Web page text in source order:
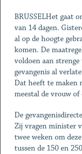
BRUSSELHet gaat
van 14 dagen.
al op de hoogte
komen. De
voldoen aan
gevangenis al
Dat heeft te maken
meestal de vrouw of
De
Zij vragen minister
twee weken om
tussen de 150 en